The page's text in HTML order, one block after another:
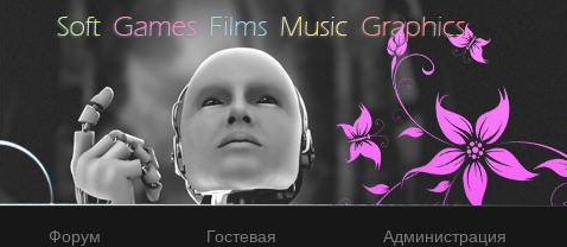
Форум Гостевая Администрация